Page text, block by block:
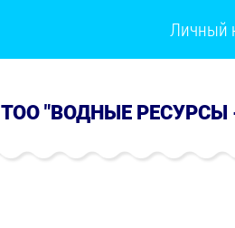
Личный
ТОО "ВОДНЫЕ РЕСУРСЫ